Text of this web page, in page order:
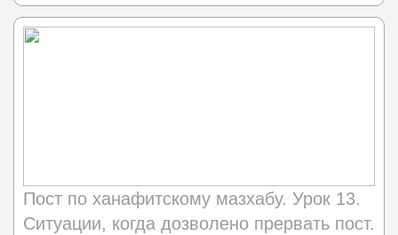
Пост по ханафитскому мазхабу. Урок 13.
Ситуации, когда дозволено прервать пост.